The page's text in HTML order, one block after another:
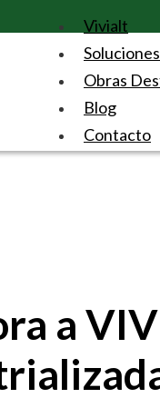
Vivialt
Soluciones
Obras
Blog
Contacto
a